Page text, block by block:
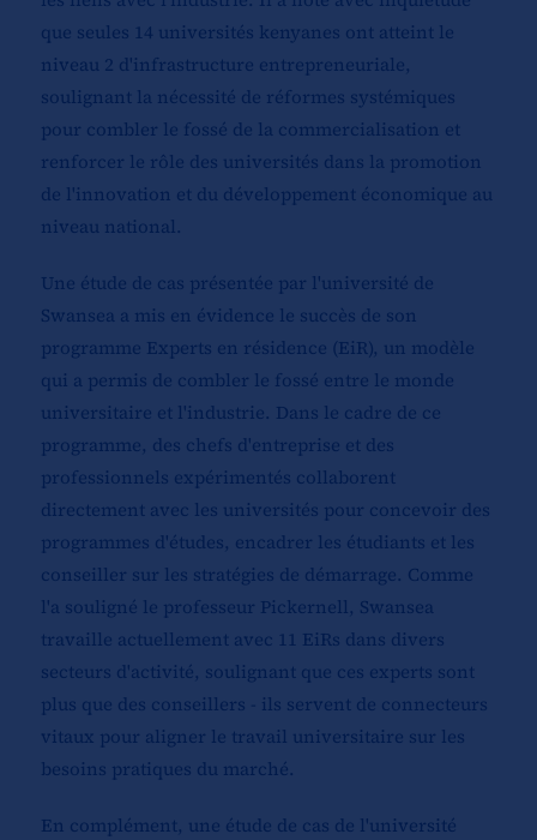
que seules 14 universités kenyanes ont atteint le
niveau 2 d'infrastructure entrepreneuriale,
soulignant la nécessité de réformes systémiques
pour combler le fossé de la commercialisation et
renforcer le rôle des universités dans la promotion
de l'innovation et du développement économique au
niveau national.
Une étude de cas présentée par l'université de
Swansea a mis en évidence le succès de son
programme Experts en résidence (EiR), un modèle
qui a permis de combler le fossé entre le monde
universitaire et l'industrie. Dans le cadre de ce
programme, des chefs d'entreprise et des
professionnels expérimentés collaborent
directement avec les universités pour concevoir des
programmes d'études, encadrer les étudiants et les
conseiller sur les stratégies de démarrage. Comme
l'a souligné le professeur Pickernell, Swansea
travaille actuellement avec 11 EiRs dans divers
secteurs d'activité, soulignant que ces experts sont
plus que des conseillers - ils servent de connecteurs
vitaux pour aligner le travail universitaire sur les
besoins pratiques du marché.
En complément, une étude de cas de l'université